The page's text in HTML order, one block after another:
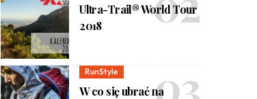
Ultra-Trail® World Tour
2018
RunStyle
W co się ubrać na